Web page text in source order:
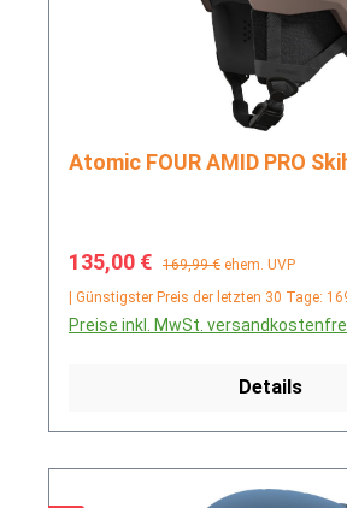
Atomic FOUR AMID PRO
Verkaufspreis:
135,00 € Regulärer Preis:
169,99 € ehem. UVP
| Günstigster Preis der letzten 30 Tage:
Preise inkl. MwSt.
Details